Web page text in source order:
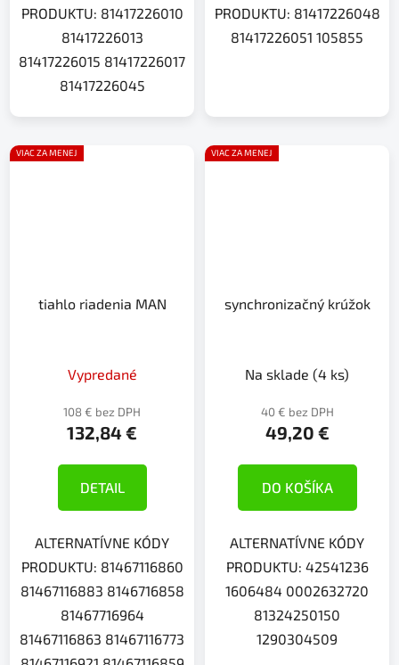
PRODUKTU: 81417226010
81417226013
81417226015 81417226017
81417226045
PRODUKTU: 81417226048
81417226051 105855
VIAC ZA MENEJ
tiahlo riadenia MAN
Vypredané
108 € bez DPH
132,84 €
DETAIL
ALTERNATÍVNE KÓDY
PRODUKTU: 81467116860
81467116883 8146716858
81467716964
81467116863 81467116773
VIAC ZA MENEJ
synchronizačný krúžok
Na sklade (4 ks)
40 € bez DPH
49,20 €
DO KOŠÍKA
ALTERNATÍVNE KÓDY
PRODUKTU: 42541236
1606484 0002632720
81324250150
1290304509